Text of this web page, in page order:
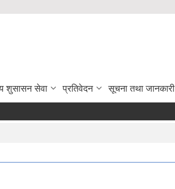
शुसासन सेवा प्रतिवेदन सूचना तथा जानकारी